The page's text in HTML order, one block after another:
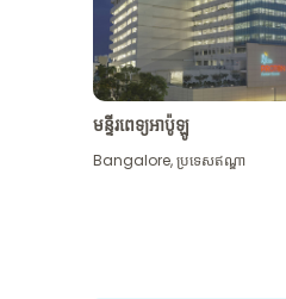
មន្ទីរពេទ្យអាប៉ូឡូ
Bangalore,ប្រទេសឥណ្ឌា